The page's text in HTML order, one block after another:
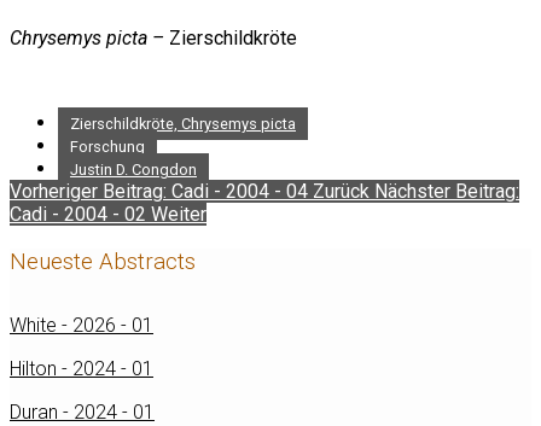
Chrysemys picta – Zierschildkröte
Zierschildkröte, Chrysemys picta
Forschung
Justin D. Congdon
Vorheriger Beitrag: Cadi - 2004 - 04 Zurück Nächster Beitrag:
Cadi - 2004 - 02 Weiter
Neueste Abstracts
White - 2026 - 01
Hilton - 2024 - 01
Duran - 2024 - 01